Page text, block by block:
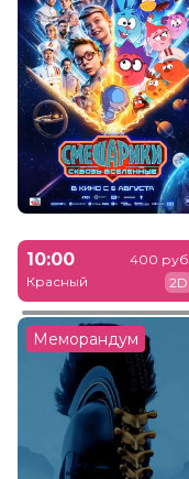
10:00
Красный
400 руб.
2D
Меморандум